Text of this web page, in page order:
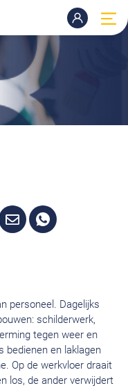
personeel. Dagelijks
schilderwerk,
tegen weer en
bedienen en laklagen
Op de werkvloer draait
los, de ander verwijdert